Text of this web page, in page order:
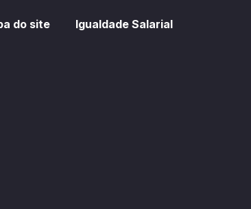
do site Igualdade Salarial